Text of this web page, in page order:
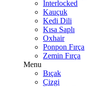
İnterlocked
Kauçuk
Kedi Dili
Kısa Saplı
Oxhair
Ponpon Fırça
Zemin Fırça
Menu
Bıçak
Çizgi